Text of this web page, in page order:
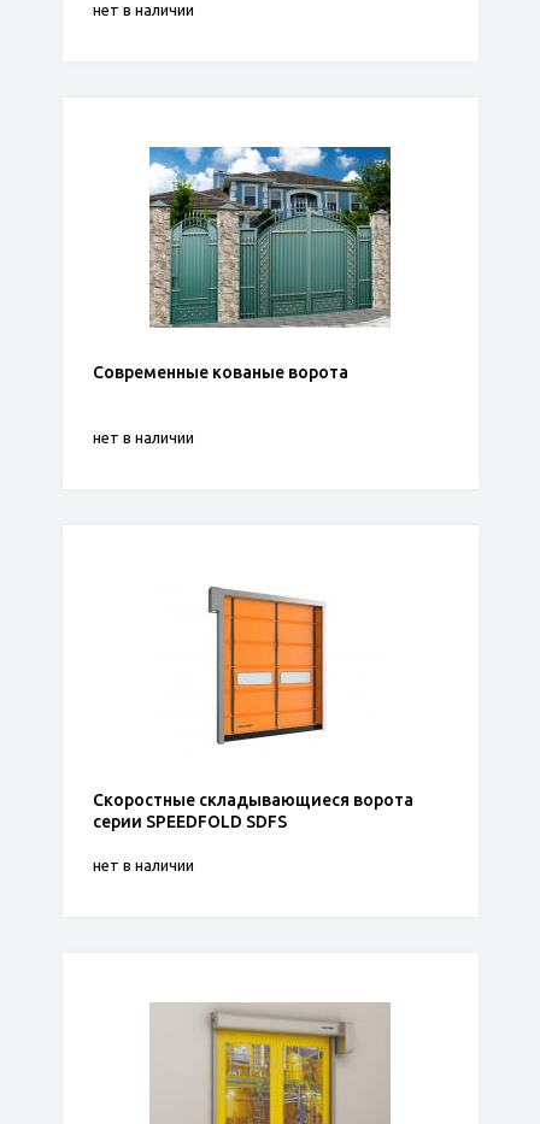
нет в наличии
Современные кованые ворота
нет в наличии
Скоростные складывающиеся ворота
серии SPEEDFOLD SDFS
нет в наличии